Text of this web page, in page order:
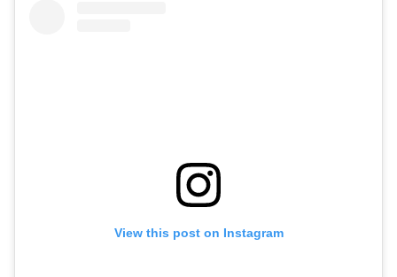
View this post on Instagram